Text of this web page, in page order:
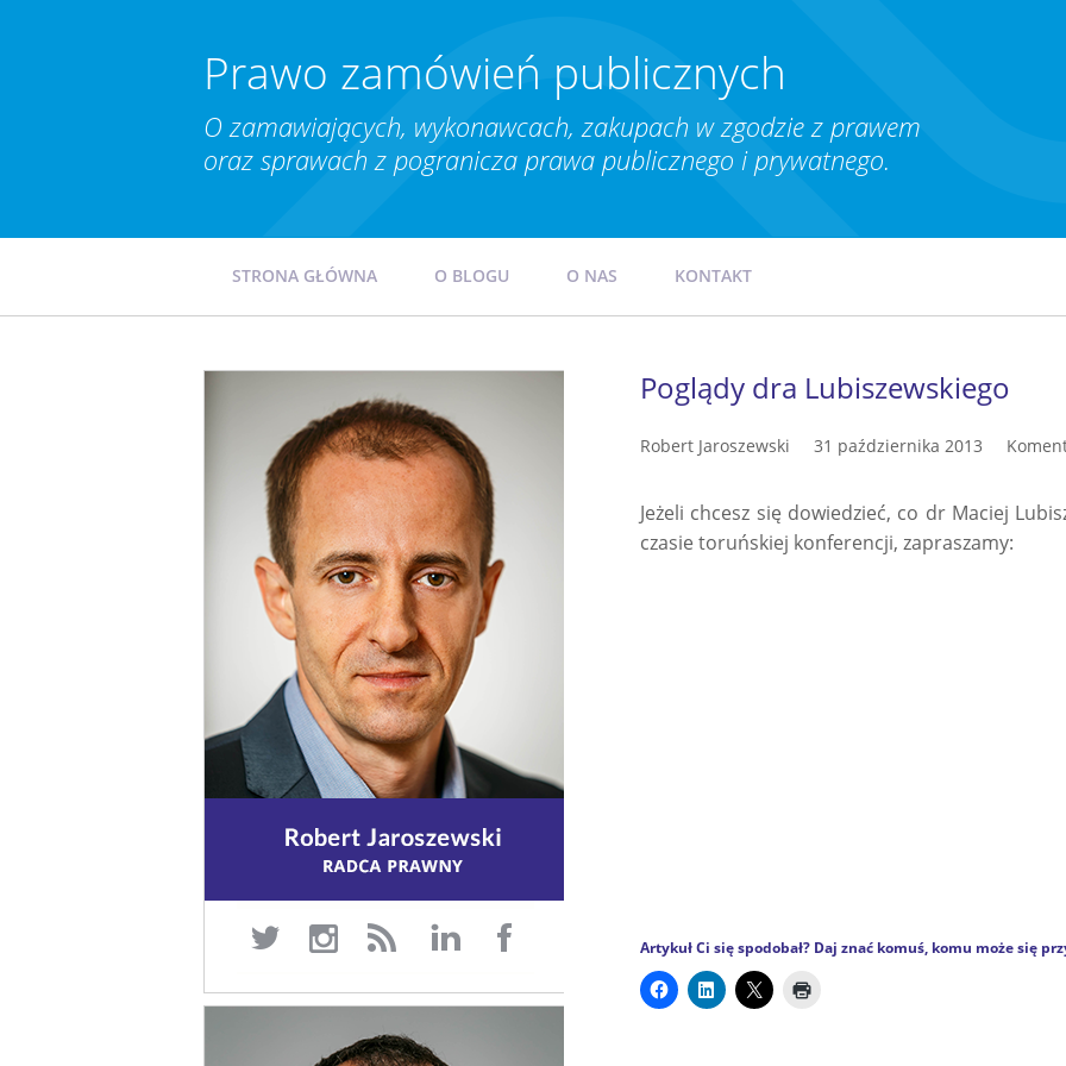
Prawo zamówień publicznych
O zamawiających, wykonawcach, zakupach w zgodzie z prawem
oraz sprawach z pogranicza prawa publicznego i prywatnego.
STRONA GŁÓWNA O BLOGU O NAS KONTAKT
Poglądy dra Lubiszewskiego
Robert Jaroszewski 31 października 2013
Jeżeli chcesz się dowiedzieć, co dr Maciej
czasie toruńskiej konferencji, zapraszamy:
Artykuł Ci się spodobał? Daj znać komuś, komu może się